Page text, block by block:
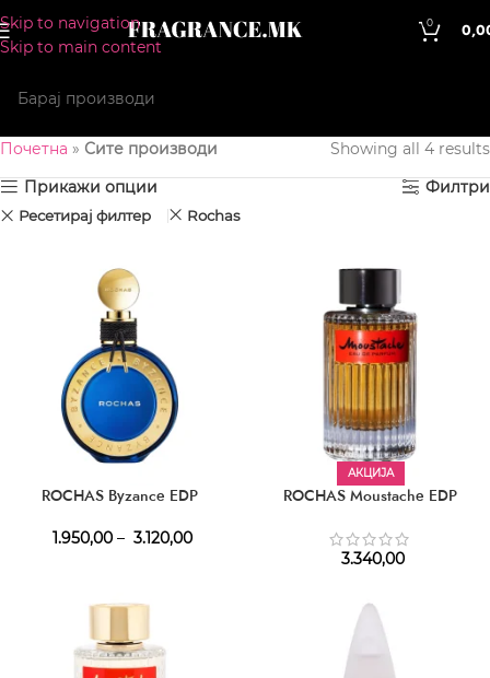
Skip to navigation
Skip to main content
0
Почетна » Сите производи
Showing all 4 results
Прикажи опции
Филтри
Ресетирај филтер Rochas
ROCHAS Byzance EDP
1.950,00 – 3.120,00
АКЦИЈА
ROCHAS Moustache EDP
3.340,00